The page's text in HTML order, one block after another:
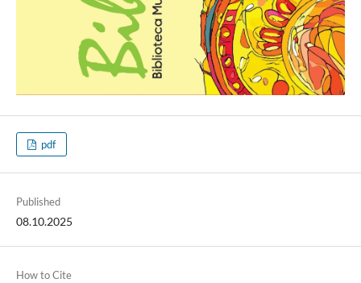
pdf
Published
08.10.2025
How to Cite